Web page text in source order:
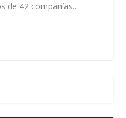
de 42 compañías...